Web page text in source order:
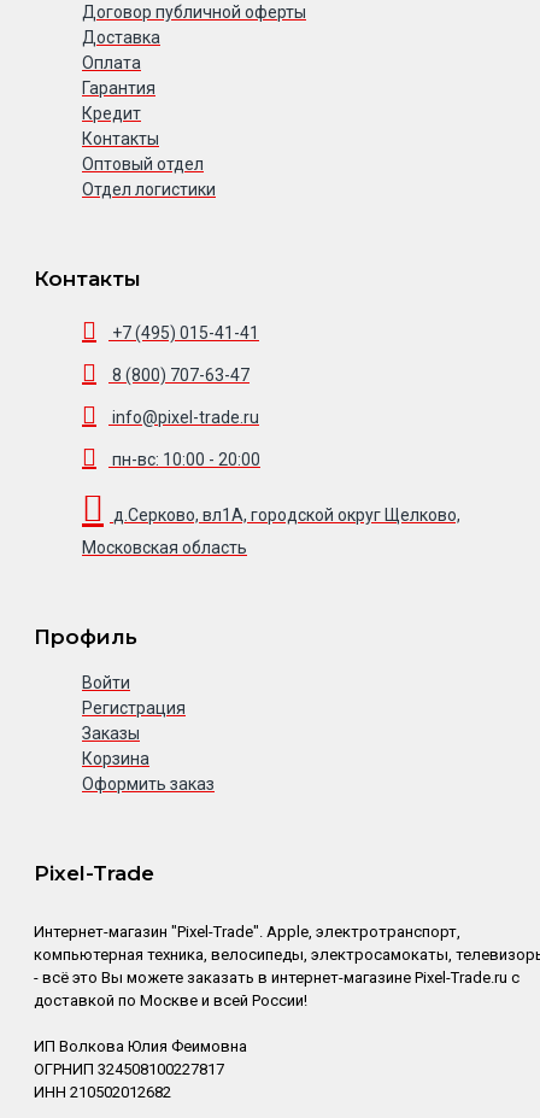
Договор публичной оферты
Доставка
Оплата
Гарантия
Кредит
Контакты
Оптовый отдел
Отдел логистики
Контакты
+7 (495) 015-41-41
8 (800) 707-63-47
info@pixel-trade.ru
пн-вс: 10:00 - 20:00
д.Серково, вл1А, городской округ Щелково,
Московская область
Профиль
Войти
Регистрация
Заказы
Корзина
Оформить заказ
Pixel-Trade
Интернет-магазин "Pixel-Trade". Apple, электротранспорт,
компьютерная техника, велосипеды, электросамокаты,
- всё это Вы можете заказать в интернет-магазине Pixel-Trade.ru с
доставкой по Москве и всей России!
ИП Волкова Юлия Феимовна
ОГРНИП 324508100227817
ИНН 210502012682